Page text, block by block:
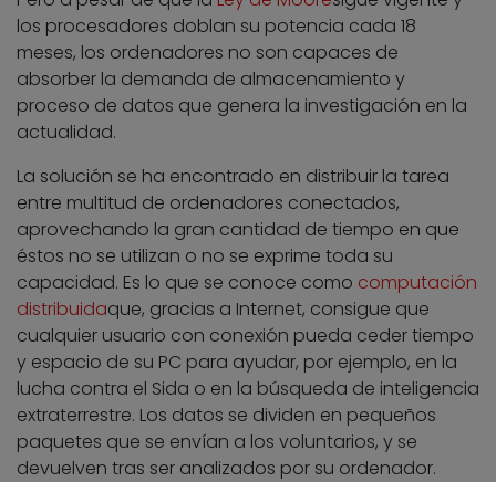
los procesadores doblan su potencia cada 18
meses, los ordenadores no son capaces de
absorber la demanda de almacenamiento y
proceso de datos que genera la investigación en la
actualidad.
La solución se ha encontrado en distribuir la tarea
entre multitud de ordenadores conectados,
aprovechando la gran cantidad de tiempo en que
éstos no se utilizan o no se exprime toda su
capacidad. Es lo que se conoce como computación
distribuidaque, gracias a Internet, consigue que
cualquier usuario con conexión pueda ceder tiempo
y espacio de su PC para ayudar, por ejemplo, en la
lucha contra el Sida o en la búsqueda de inteligencia
extraterrestre. Los datos se dividen en pequeños
paquetes que se envían a los voluntarios, y se
devuelven tras ser analizados por su ordenador.